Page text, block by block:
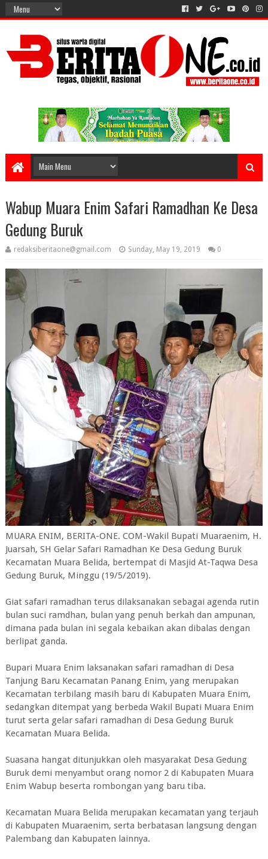
Wabup Muara Enim Safari Ramadhan Ke Desa
Gedung Buruk
redaksiberitaone@gmail.com Sunday, May 19, 2019 0
MUARA ENIM, BERITA-ONE. COM-Wakil Bupati Muaraenim, H.
Juarsah, SH Gelar Safari Ramadhan Ke Desa Gedung Buruk
Kecamatan Muara Belida, bertempat di Masjid At-Taqwa Desa
Gedung Buruk, Minggu (19/5/2019).
Giat safari ramadhan terus dilaksanakan sebagai agenda rutin
bulan suci ramdhan, bulan yang penuh berkah dan ampunan,
dimana pada bulan ini segala kebaikan akan dibalas dengan
berlipat ganda.
Bupari Muara Enim laksanakan safari ramadhan di Desa
Tanjung Baru Kecamatan Panang Enim, yang merupakan
Kecamatan terbilang masih baru di Kabupaten Muara Enim,
sedangkan ditempat yang berbeda Wakil Bupati Muara Enim
turut serta gelar safari ramadhan di Desa Gedung Buruk
Kecamatan Muara Belida.
Suasana hangat ditunjukkan oleh masyarakat Desa Gedung
Buruk demi menyambut orang nomor 2 di Kabupaten Muara
Enim Wabup beserta rombongan yang baru tiba.
Kecamatan Muara Belida merupakan kecamatan yang terjauh
di Kabupaten Muaraenim, serta berbatasan langsung dengan
Palembang dan Kabupaten lainnya.